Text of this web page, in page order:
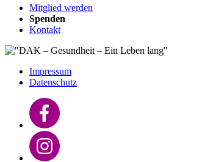
Mitglied werden
Spenden
Kontakt
Impressum
Datenschutz